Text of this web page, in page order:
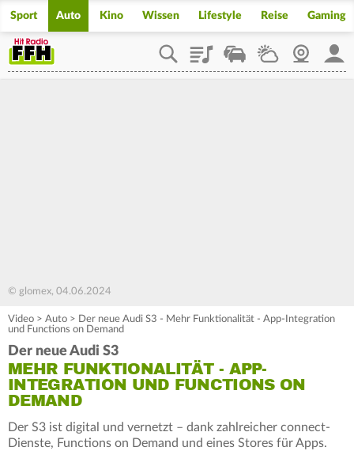
Sport Auto Kino Wissen Lifestyle Reise Gaming
PlaylistStaupilotWetterWebcam
© glomex, 04.06.2024
Video > Auto > Der neue Audi S3 - Mehr Funktionalität - App-Integration
und Functions on Demand
Der neue Audi S3
MEHR FUNKTIONALITÄT - APP-
INTEGRATION UND FUNCTIONS ON
DEMAND
Der S3 ist digital und vernetzt – dank zahlreicher connect-
Dienste, Functions on Demand und eines Stores für Apps.